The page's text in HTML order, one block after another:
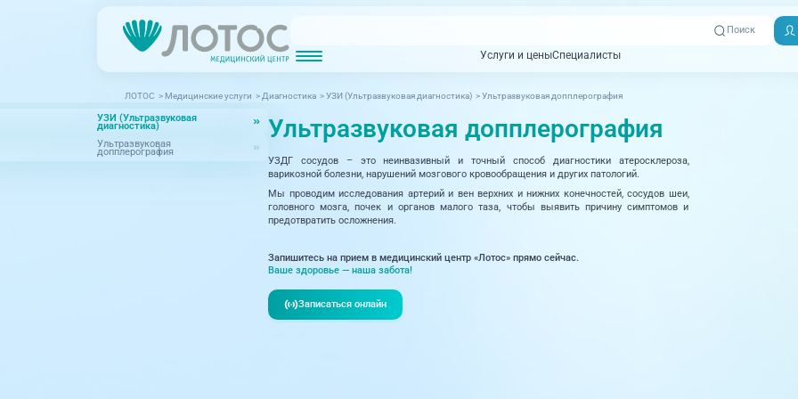
Поиск
Услуги и ценыСпециалисты
ЛОТОС > Медицинские услуги >Диагностика >УЗИ (Ультразвуковая диагностика) >Ультразвуковая допплерография
УЗИ (Ультразвуковая
диагностика)
Ультразвуковая
допплерография
Ультразвуковая допплерография
УЗДГ сосудов – это неинвазивный и точный способ диагностики атеросклероза,
варикозной болезни, нарушений мозгового кровообращения и других патологий.
Мы проводим исследования артерий и вен верхних и нижних конечностей, сосудов шеи,
головного мозга, почек и органов малого таза, чтобы выявить причину симптомов и
предотвратить осложнения.
Запишитесь на прием в медицинский центр «Лотос» прямо сейчас.
Ваше здоровье — наша забота!
Записаться онлайн
Акции
ПревентэйджПациентам
МРТ (Магнитно-резонансная томография)КТ (Компьютерная томография)УЗИ (Ультразвуковая диагностика)Превентэйдж
Дерматовенерология
Интегративная медицина
Кардиология
Неврология, рефлексотерапия
Оториноларингология
Офтальмология